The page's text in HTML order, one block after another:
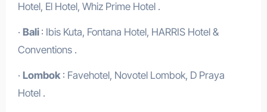
Hotel, El Hotel, Whiz Prime Hotel .
· Bali : Ibis Kuta, Fontana Hotel, HARRIS Hotel &
Conventions .
· Lombok: Favehotel, Novotel Lombok, D Praya
Hotel .